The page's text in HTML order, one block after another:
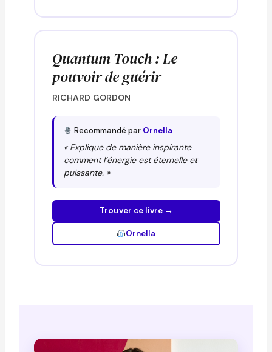
Quantum Touch : Le
pouvoir de guérir
RICHARD GORDON
Recommandé par Ornella
« Explique de manière inspirante
comment l’énergie est éternelle et
puissante. »
Trouver ce livre →
Ornella